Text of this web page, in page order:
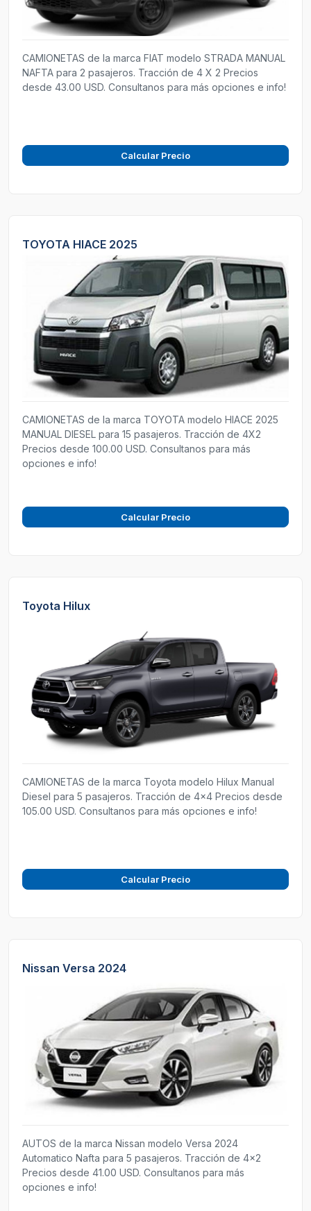
CAMIONETAS de la marca FIAT modelo STRADA MANUAL
NAFTA para 2 pasajeros. Tracción de 4 X 2 Precios
desde 43.00 USD. Consultanos para más opciones e info!
Calcular Precio
TOYOTA HIACE 2025
CAMIONETAS de la marca TOYOTA modelo HIACE 2025
MANUAL DIESEL para 15 pasajeros. Tracción de 4X2
Precios desde 100.00 USD. Consultanos para más
opciones e info!
Calcular Precio
Toyota Hilux
CAMIONETAS de la marca Toyota modelo Hilux Manual
Diesel para 5 pasajeros. Tracción de 4x4 Precios desde
105.00 USD. Consultanos para más opciones e info!
Calcular Precio
Nissan Versa 2024
AUTOS de la marca Nissan modelo Versa 2024
Automatico Nafta para 5 pasajeros. Tracción de 4x2
Precios desde 41.00 USD. Consultanos para más
opciones e info!